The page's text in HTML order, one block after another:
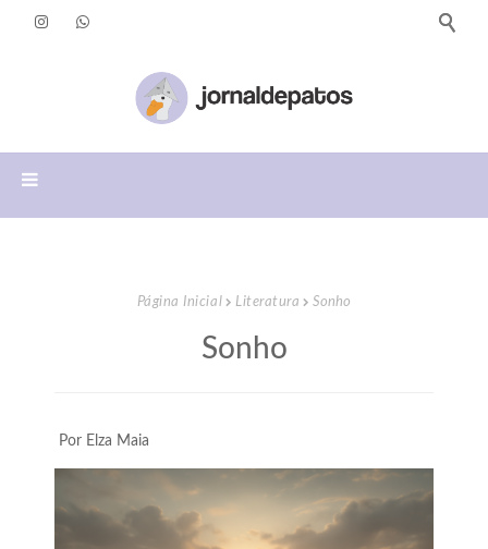
Página Inicial Literatura Sonho
Sonho
Por Elza Maia